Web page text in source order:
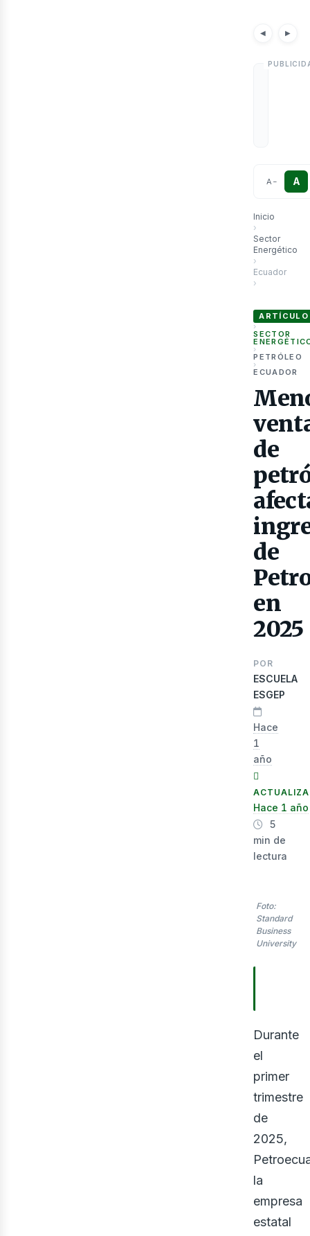
◀ ▶
A − A
Inicio
›
Sector
Energético
›
Ecuador
›
ARTÍCULO
›
SECTOR
›
PETRÓLEO
›
ECUADOR
de
de
en
2025
POR
ESCUELA
ESGEP
Hace
1
año
Hace 1 año
5
min de
lectura
Foto:
Standard
Business
University
Durante
el
primer
trimestre
de
2025,
la
empresa
estatal